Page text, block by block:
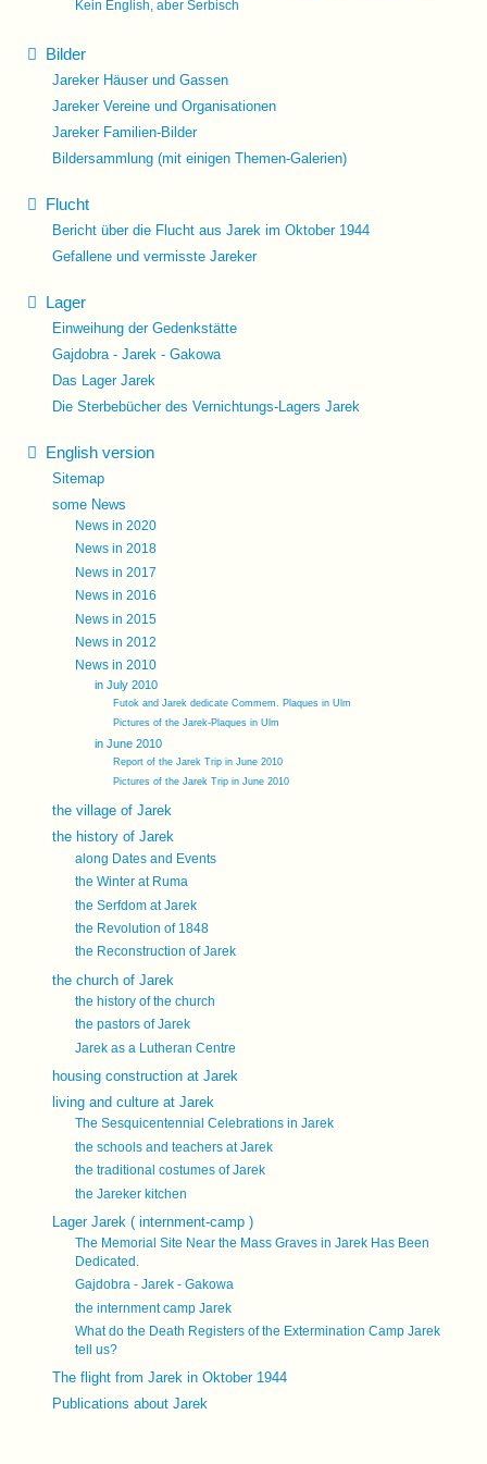
Kein English, aber Serbisch
Bilder
Jareker Häuser und Gassen
Jareker Vereine und Organisationen
Jareker Familien-Bilder
Bildersammlung (mit einigen Themen-Galerien)
Flucht
Bericht über die Flucht aus Jarek im Oktober 1944
Gefallene und vermisste Jareker
Lager
Einweihung der Gedenkstätte
Gajdobra - Jarek - Gakowa
Das Lager Jarek
Die Sterbebücher des Vernichtungs-Lagers Jarek
English version
Sitemap
some News
News in 2020
News in 2018
News in 2017
News in 2016
News in 2015
News in 2012
News in 2010
in July 2010
Futok and Jarek dedicate Commem. Plaques in Ulm
Pictures of the Jarek-Plaques in Ulm
in June 2010
Report of the Jarek Trip in June 2010
Pictures of the Jarek Trip in June 2010
the village of Jarek
the history of Jarek
along Dates and Events
the Winter at Ruma
the Serfdom at Jarek
the Revolution of 1848
the Reconstruction of Jarek
the church of Jarek
the history of the church
the pastors of Jarek
Jarek as a Lutheran Centre
housing construction at Jarek
living and culture at Jarek
The Sesquicentennial Celebrations in Jarek
the schools and teachers at Jarek
the traditional costumes of Jarek
the Jareker kitchen
Lager Jarek ( internment-camp )
The Memorial Site Near the Mass Graves in Jarek Has Been
Dedicated.
Gajdobra - Jarek - Gakowa
the internment camp Jarek
What do the Death Registers of the Extermination Camp Jarek
tell us?
The flight from Jarek in Oktober 1944
Publications about Jarek